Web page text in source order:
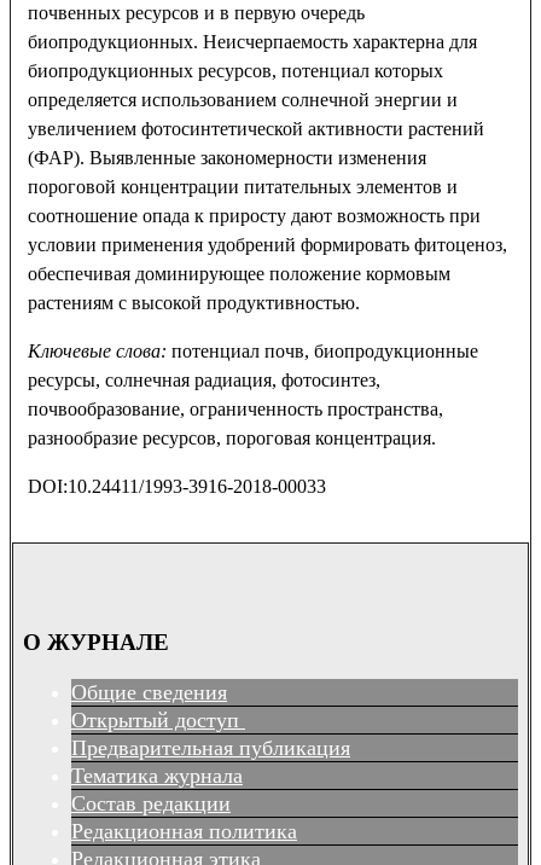
почвенных ресурсов и в первую очередь
биопродукционных. Неисчерпаемость характерна для
биопродукционных ресурсов, потенциал которых
определяется использованием солнечной энергии и
увеличением фотосинтетической активности растений
(ФАР). Выявленные закономерности изменения
пороговой концентрации питательных элементов и
соотношение опада к приросту дают возможность при
условии применения удобрений формировать фитоценоз,
обеспечивая доминирующее положение кормовым
растениям с высокой продуктивностью.
Ключевые слова: потенциал почв, биопродукционные
ресурсы, солнечная радиация, фотосинтез,
почвообразование, ограниченность пространства,
разнообразие ресурсов, пороговая концентрация.
DOI:10.24411/1993-3916-2018-00033
О ЖУРНАЛЕ
Общие сведения
Открытый доступ
Предварительная публикация
Тематика журнала
Состав редакции
Редакционная политика
Редакционная этика